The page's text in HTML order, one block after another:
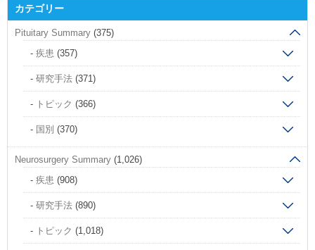
カテゴリー
Pituitary Summary (375)
疾患 (357)
研究手法 (371)
トピック (366)
国別 (370)
Neurosurgery Summary (1,026)
疾患 (908)
研究手法 (890)
トピック (1,018)